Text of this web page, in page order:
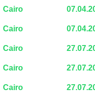
Cairo
Cairo
Cairo
Cairo
Cairo